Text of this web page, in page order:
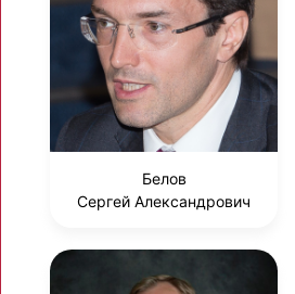
Белов
Сергей Александрович